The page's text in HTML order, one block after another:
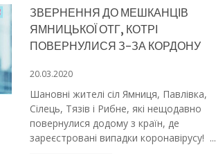
ЗВЕРНЕННЯ ДО МЕШКАНЦІВ
ЯМНИЦЬКОЇ ОТГ, КОТРІ
ПОВЕРНУЛИСЯ З-ЗА КОРДОНУ
20.03.2020
Шановні жителі сіл Ямниця, Павлівка,
Сілець, Тязів і Рибне, які нещодавно
повернулися додому з країн, де
зареєстровані випадки коронавірусу! ...